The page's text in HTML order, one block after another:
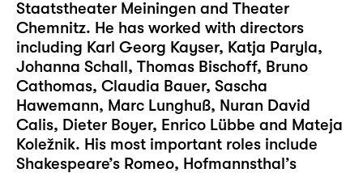
Staatstheater Meiningen and Theater
Chemnitz. He has worked with directors
including Karl Georg Kayser, Katja Paryla,
Johanna Schall, Thomas Bischoff, Bruno
Cathomas, Claudia Bauer, Sascha
Hawemann, Marc Lunghuß, Nuran David
Calis, Dieter Boyer, Enrico Lübbe and Mateja
Koležnik. His most important roles include
Shakespeare’s Romeo, Hofmannsthal’s